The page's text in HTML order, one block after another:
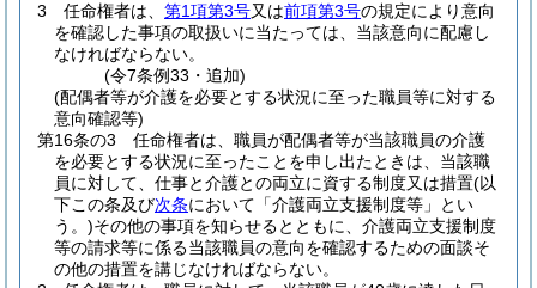
3
任命権者は、 第1項第3号又は前項第3号の規定により意向
を確認した事項の取扱いに当たっては、当該意向に配慮し
なければならない。
(令7条例33・追加)
(配偶者等が介護を必要とする状況に至った職員等に対する
意向確認等)
第16条の3
任命権者は、職員が配偶者等が当該職員の介護
を必要とする状況に至ったことを申し出たときは、当該職
員に対して、仕事と介護との両立に資する制度又は措置(以
下この条及び次条において「介護両立支援制度等」とい
う。)その他の事項を知らせるとともに、介護両立支援制度
等の請求等に係る当該職員の意向を確認するための面談そ
の他の措置を講じなければならない。